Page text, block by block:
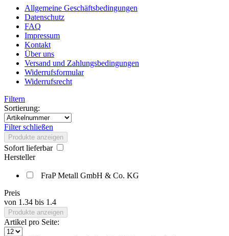
Allgemeine Geschäftsbedingungen
Datenschutz
FAQ
Impressum
Kontakt
Über uns
Versand und Zahlungsbedingungen
Widerrufsformular
Widerrufsrecht
Filtern
Sortierung:
Filter schließen
Produkte anzeigen
Sofort lieferbar
Hersteller
FraP Metall GmbH & Co. KG
Preis
von 1.34 bis 1.4
Produkte anzeigen
Artikel pro Seite: